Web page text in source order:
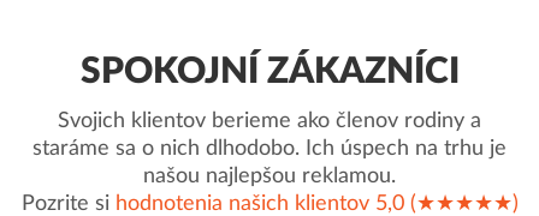
SPOKOJNÍ ZÁKAZNÍCI
Svojich klientov berieme ako členov rodiny a
staráme sa o nich dlhodobo. Ich úspech na trhu je
našou najlepšou reklamou.
Pozrite si hodnotenia našich klientov 5,0 (★★★★★)